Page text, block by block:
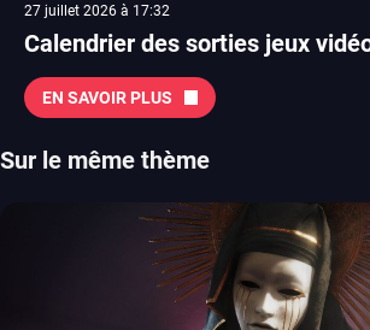
27 juillet 2026 à 17:32
Calendrier des sorties jeux
EN SAVOIR PLUS
Sur le même thème